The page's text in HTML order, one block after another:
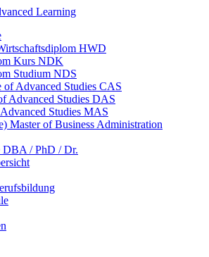
HWD
Kurs NDK
Studium NDS
of Advanced Studies CAS
Advanced Studies DAS
Studies MAS
Master of Business Administration
DBA / PhD / Dr.